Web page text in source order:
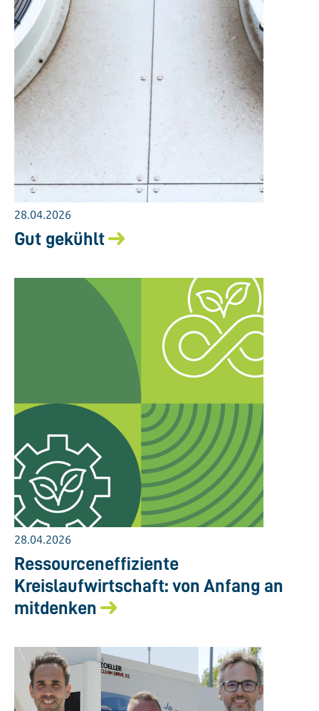
28.04.2026
Gut gekühlt
28.04.2026
Ressourceneffiziente
Kreislaufwirtschaft: von Anfang an
mitdenken